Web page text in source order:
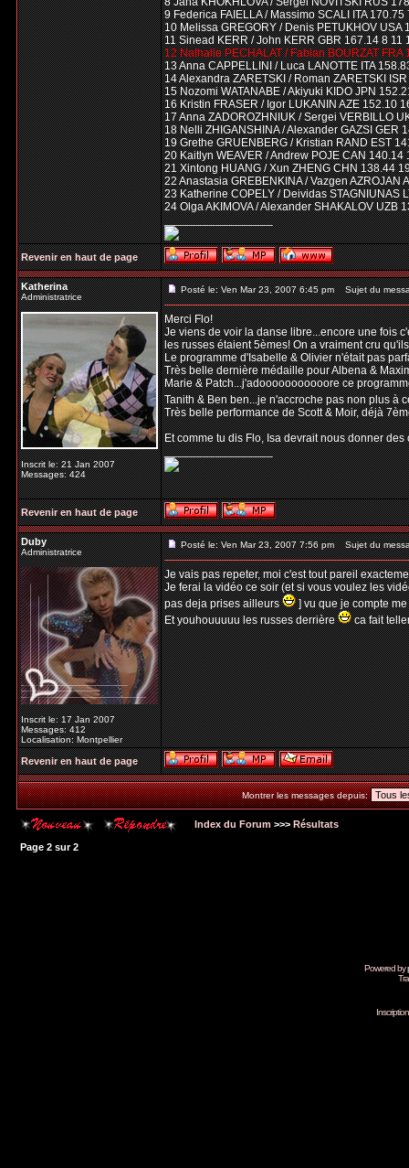
9 Federica FAIELLA / Massimo SCALI ITA 170.75
10 Melissa GREGORY / Denis PETUKHOV USA
11 Sinead KERR / John KERR GBR 167.14 8 11
12 Nathalie PECHALAT / Fabian BOURZAT FRA
13 Anna CAPPELLINI / Luca LANOTTE ITA
14 Alexandra ZARETSKI / Roman ZARETSKI
15 Nozomi WATANABE / Akiyuki KIDO JPN
16 Kristin FRASER / Igor LUKANIN AZE 152.10
17 Anna ZADOROZHNIUK / Sergei VERBILLO
18 Nelli ZHIGANSHINA / Alexander GAZSI GER
19 Grethe GRUENBERG / Kristian RAND EST
20 Kaitlyn WEAVER / Andrew POJE CAN 140.14
21 Xintong HUANG / Xun ZHENG CHN 138.44
22 Anastasia GREBENKINA / Vazgen AZROJAN
23 Katherine COPELY / Deividas STAGNIUNAS
24 Olga AKIMOVA / Alexander SHAKALOV UZB
_________________
Revenir en haut de page
Katherina
Administratrice
Inscrit le: 21 Jan 2007
Messages: 424
Posté le: Ven Mar 23, 2007 6:45 pm Sujet du
Merci Flo!
Je viens de voir la danse libre...encore une fois
les russes étaient 5èmes! On a vraiment cru
Le programme d'Isabelle & Olivier n'était pas
Très belle dernière médaille pour Albena &
Marie & Patch...j'adooooooooooore ce
Tanith & Ben ben...je n'accroche pas non plus à
Très belle performance de Scott & Moir, déjà
Et comme tu dis Flo, Isa devrait nous donner
_________________
Revenir en haut de page
Duby
Administratrice
Inscrit le: 17 Jan 2007
Messages: 412
Localisation: Montpellier
Posté le: Ven Mar 23, 2007 7:56 pm Sujet du
Je vais pas repeter, moi c'est tout pareil
Je ferai la vidéo ce soir (et si vous voulez les
pas deja prises ailleurs
] vu que je compte
Et youhouuuuu les russes derrière
ca fait
Revenir en haut de page
Montrer les messages depuis:
Index du Forum >>> Résultats
Page 2 sur2
Powered by